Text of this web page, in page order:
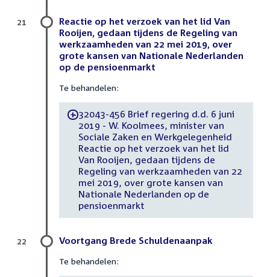
Reactie op het verzoek van het lid Van
Rooijen, gedaan tijdens de Regeling van
werkzaamheden van 22 mei 2019, over
grote kansen van Nationale Nederlanden
op de pensioenmarkt
Te behandelen:
-32043-456 Brief regering d.d. 6 juni
2019 - W. Koolmees, minister van
Sociale Zaken en Werkgelegenheid
Reactie op het verzoek van het lid
Van Rooijen, gedaan tijdens de
Regeling van werkzaamheden van 22
mei 2019, over grote kansen van
Nationale Nederlanden op de
pensioenmarkt
21
Voortgang Brede Schuldenaanpak
Te behandelen:
22